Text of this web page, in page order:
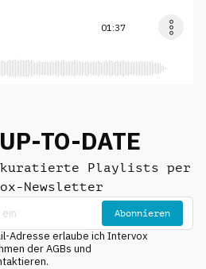
01:37
TO-DATE
kuratierte Playlists per
Newsletter
Abonnieren
Adresse erlaube ich Intervox
der AGBs und